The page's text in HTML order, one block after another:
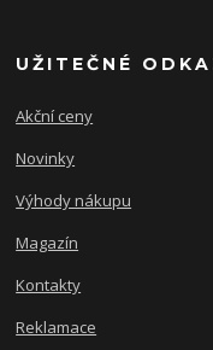
UŽITEČNÉ
Akční ceny
Novinky
Výhody nákupu
Magazín
Kontakty
Reklamace